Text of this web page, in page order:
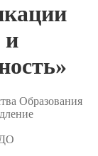
и
Образования